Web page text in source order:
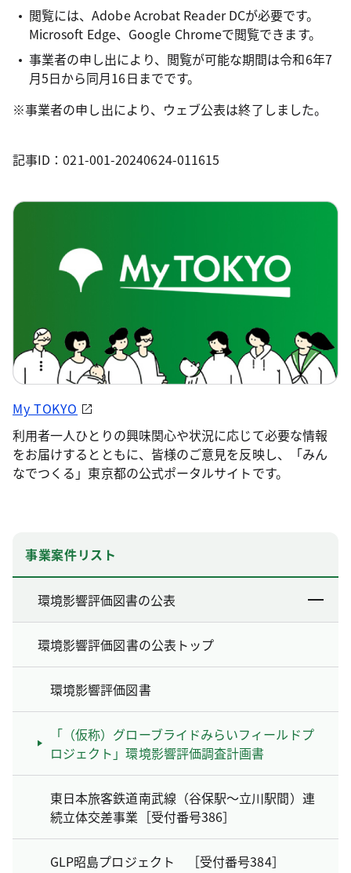
閲覧には、Adobe Acrobat Reader DCが必要です。
Microsoft Edge、Google Chromeで閲覧できます。
事業者の申し出により、閲覧が可能な期間は令和6年7
月5日から同月16日までです。
※事業者の申し出により、ウェブ公表は終了しました。
記事ID：021-001-20240624-011615
My TOKYO
利用者一人ひとりの興味関心や状況に応じて必要な情報
をお届けするとともに、皆様のご意見を反映し、「みん
なでつくる」東京都の公式ポータルサイトです。
事業案件リスト
環境影響評価図書の公表
環境影響評価図書の公表トップ
環境影響評価図書
「（仮称）グローブライドみらいフィールドプ
ロジェクト」環境影響評価調査計画書
東日本旅客鉄道南武線（谷保駅～立川駅間）連
続立体交差事業［受付番号386］
GLP昭島プロジェクト ［受付番号384］